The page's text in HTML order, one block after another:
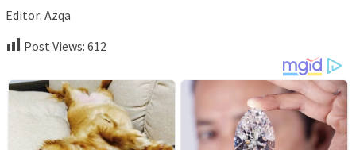
Editor: Azqa
Post Views: 612